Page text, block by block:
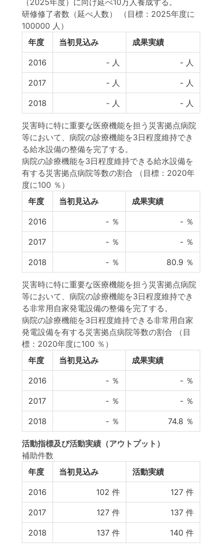
（2025年度）に向け延べ10万人養成する。
研修修了者数（延べ人数）
（目標：2025年度に
100000 人）
年度
当初見込み 成果実績
2016 - 人 - 人
2017 - 人 - 人
2018 - 人 - 人
災害時に特に重要な医療機能を担う災害拠点病院
等において、病院の診療機能を3日程度維持でき
る給水設備の整備を完了する。
病院の診療機能を3日程度維持できる給水設備を
有する災害拠点病院等数の割合
（目標：2020年
度に100 ％）
年度
当初見込み 成果実績
2016 - ％ - ％
2017 - ％ - ％
2018 - ％ 80.9 ％
災害時に特に重要な医療機能を担う災害拠点病院
等において、病院の診療機能を3日程度維持でき
る非常用自家発電設備の整備を完了する。
病院の診療機能を3日程度維持できる非常用自家
発電設備を有する災害拠点病院等数の割合
（目
標：2020年度に100 ％）
年度
当初見込み 成果実績
2016 - ％ - ％
2017 - ％ - ％
2018 - ％ 74.8 ％
活動指標及び活動実績 （アウトプット）
補助件数
年度
当初見込み 活動実績
2016 102 件 127 件
2017 127 件 137 件
2018 137 件 140 件